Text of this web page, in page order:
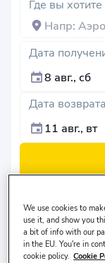
Где вы
Дата
8 авг., сб
Дата возврата
11 авг., вт
Водитель
30-65лет.
We use cookies to
use it, and show you
a bit of info with our
in the EU. You're in
cookie policy. Cookie